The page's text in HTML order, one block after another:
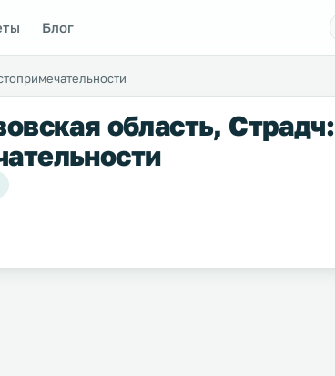
Блог
область, Страдч: